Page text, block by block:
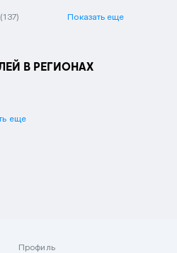
(137) Показать еще
В РЕГИОНАХ
еще
Профиль